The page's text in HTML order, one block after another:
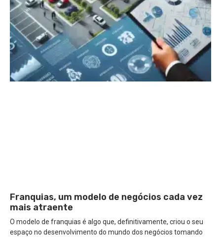
Franquias, um modelo de negócios cada vez
mais atraente
O modelo de franquias é algo que, definitivamente, criou o seu
espaço no desenvolvimento do mundo dos negócios tomando